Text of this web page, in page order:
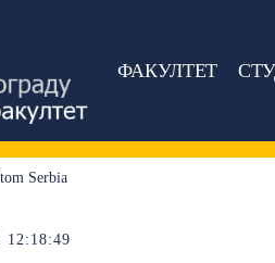
ФАКУЛТЕТ
Serbia
12:18:49